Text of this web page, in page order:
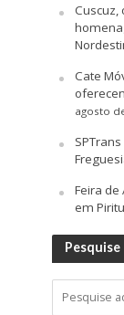
Cuscuz,
Cate
agosto
Feira de
em
Pesquise